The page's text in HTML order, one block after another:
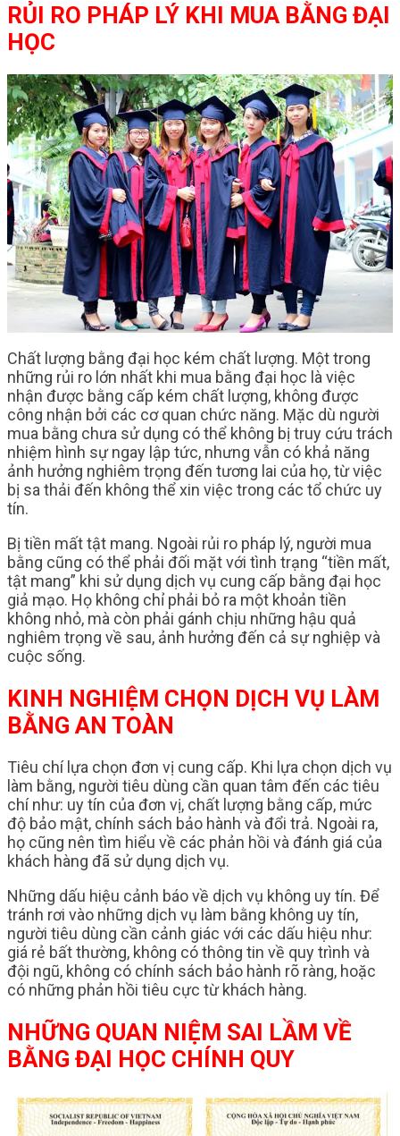
RỦI RO PHÁP LÝ KHI MUA BẰNG ĐẠI
HỌC
Chất lượng bằng đại học kém chất lượng. Một trong
những rủi ro lớn nhất khi mua bằng đại học là việc
nhận được bằng cấp kém chất lượng, không được
công nhận bởi các cơ quan chức năng. Mặc dù người
mua bằng chưa sử dụng có thể không bị truy cứu trách
nhiệm hình sự ngay lập tức, nhưng vẫn có khả năng
ảnh hưởng nghiêm trọng đến tương lai của họ, từ việc
bị sa thải đến không thể xin việc trong các tổ chức uy
tín.
Bị tiền mất tật mang. Ngoài rủi ro pháp lý, người mua
bằng cũng có thể phải đối mặt với tình trạng “tiền mất,
tật mang” khi sử dụng dịch vụ cung cấp bằng đại học
giả mạo. Họ không chỉ phải bỏ ra một khoản tiền
không nhỏ, mà còn phải gánh chịu những hậu quả
nghiêm trọng về sau, ảnh hưởng đến cả sự nghiệp và
cuộc sống.
KINH NGHIỆM CHỌN DỊCH VỤ LÀM
BẰNG AN TOÀN
Tiêu chí lựa chọn đơn vị cung cấp. Khi lựa chọn dịch vụ
làm bằng, người tiêu dùng cần quan tâm đến các tiêu
chí như: uy tín của đơn vị, chất lượng bằng cấp, mức
độ bảo mật, chính sách bảo hành và đổi trả. Ngoài ra,
họ cũng nên tìm hiểu về các phản hồi và đánh giá của
khách hàng đã sử dụng dịch vụ.
Những dấu hiệu cảnh báo về dịch vụ không uy tín. Để
tránh rơi vào những dịch vụ làm bằng không uy tín,
người tiêu dùng cần cảnh giác với các dấu hiệu như:
giá rẻ bất thường, không có thông tin về quy trình và
đội ngũ, không có chính sách bảo hành rõ ràng, hoặc
có những phản hồi tiêu cực từ khách hàng.
NHỮNG QUAN NIỆM SAI LẦM VỀ
BẰNG ĐẠI HỌC CHÍNH QUY